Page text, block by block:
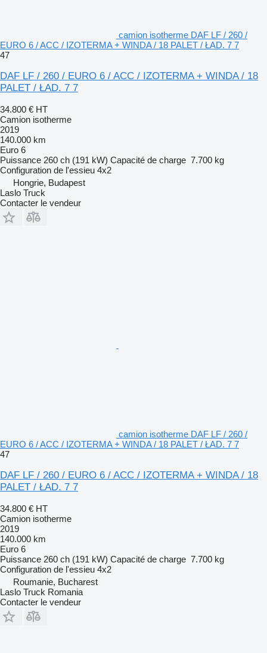
camion isotherme DAF LF / 260 /
EURO 6 / ACC / IZOTERMA + WINDA / 18 PALET / ŁAD. 7 7
47
DAF LF / 260 / EURO 6 / ACC / IZOTERMA + WINDA / 18
PALET / ŁAD. 7 7
34.800 € HT
Camion isotherme
2019
140.000 km
Euro 6
Puissance 260 ch (191 kW) Capacité de charge 7.700 kg
Configuration de l'essieu 4x2
Hongrie, Budapest
Laslo Truck
Contacter le vendeur
camion isotherme DAF LF / 260 /
EURO 6 / ACC / IZOTERMA + WINDA / 18 PALET / ŁAD. 7 7
47
DAF LF / 260 / EURO 6 / ACC / IZOTERMA + WINDA / 18
PALET / ŁAD. 7 7
34.800 € HT
Camion isotherme
2019
140.000 km
Euro 6
Puissance 260 ch (191 kW) Capacité de charge 7.700 kg
Configuration de l'essieu 4x2
Roumanie, Bucharest
Laslo Truck Romania
Contacter le vendeur